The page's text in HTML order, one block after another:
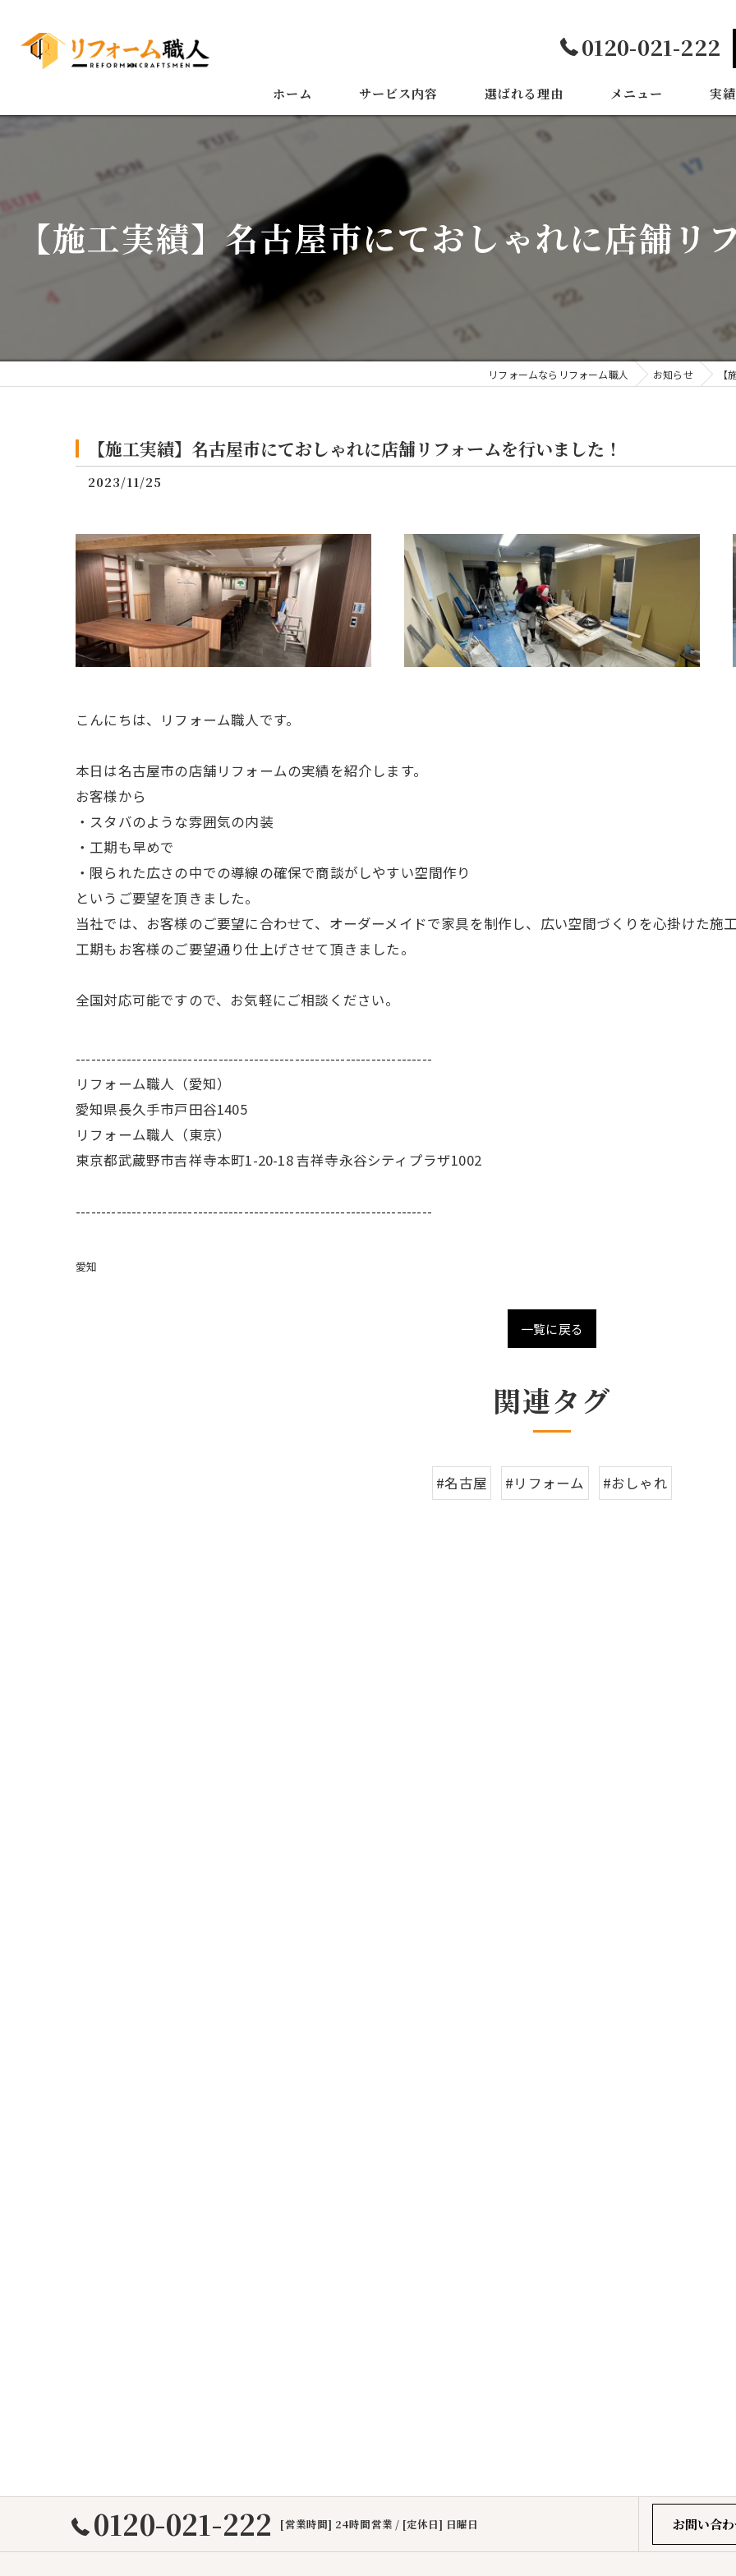
0120-021-222
ホーム サービス内容 選ばれる理由 メニュー 実績
【施工実績】名古屋市にておしゃれに店舗リ
リフォームならリフォーム職人 お知らせ
【施工実績】名古屋市にておしゃれに店舗リフォームを行いました！
2023/11/25
こんにちは、リフォーム職人です。
本日は名古屋市の店舗リフォームの実績を紹介します。
お客様から
・スタバのような雰囲気の内装
・工期も早めで
・限られた広さの中での導線の確保で商談がしやすい空間作り
というご要望を頂きました。
当社では、お客様のご要望に合わせて、オーダーメイドで家具を制作し、広い空間づくりを心掛けた施
工期もお客様のご要望通り仕上げさせて頂きました。
全国対応可能ですので、お気軽にご相談ください。
----------------------------------------------------------------------
リフォーム職人（愛知）
愛知県長久手市戸田谷1405
リフォーム職人（東京）
東京都武蔵野市吉祥寺本町1-20-18 吉祥寺永谷シティプラザ1002
----------------------------------------------------------------------
愛知
一覧に戻る
関連タグ
#名古屋 #リフォーム #おしゃれ
0120-021-222 [営業時間] 24時間営業 / [定休日] 日曜日 お問い合